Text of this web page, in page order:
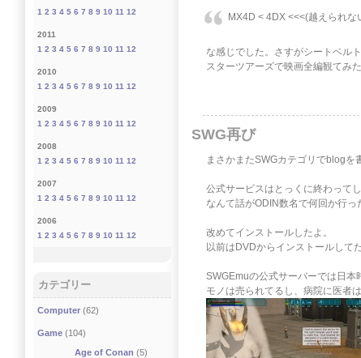
MX4D < 4DX <<<(越えられ
な感じでした。さすがシートベル
スターツアーズで映画全編観てみ
SWG再び
まさかまたSWGカテゴリでblogを
公式サービスはとっくに終わってし
なんて話がODIN数名で何回か行
改めてインストールしたよ。
以前はDVDからインストールして
SWGEmuの公式サーバーでは日
モノは売られてるし、病院に医者
1 2 3 4 5 6 7 8 9 10 11 12
2011
1 2 3 4 5 6 7 8 9 10 11 12
2010
1 2 3 4 5 6 7 8 9 10 11 12
2009
1 2 3 4 5 6 7 8 9 10 11 12
2008
1 2 3 4 5 6 7 8 9 10 11 12
2007
1 2 3 4 5 6 7 8 9 10 11 12
2006
1 2 3 4 5 6 7 8 9 10 11 12
カテゴリー
Computer (62)
Game (104)
Age of Conan (5)